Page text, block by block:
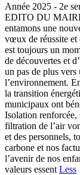
Année 2025 - 2e
EDITO DU
entamons une
vœux de réussite et
est toujours un
de découvertes et
un pas de plus
l’environnement.
la transition
municipaux ont
Isolation renforcée,
filtration de l’air
et des personnels,
carbone et nos
l’avenir de nos
valeurs essent Less